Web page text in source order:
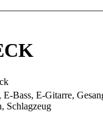
E-Bass, E-Gitarre,
Schlagzeug